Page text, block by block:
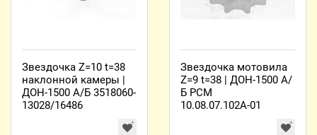
Звездочка Z=10 t=38
наклонной камеры |
ДОН-1500 А/Б 3518060-
13028/16486
Звездочка мотовила
Z=9 t=38 | ДОН-1500 А/
Б РСМ
10.08.07.102А-01